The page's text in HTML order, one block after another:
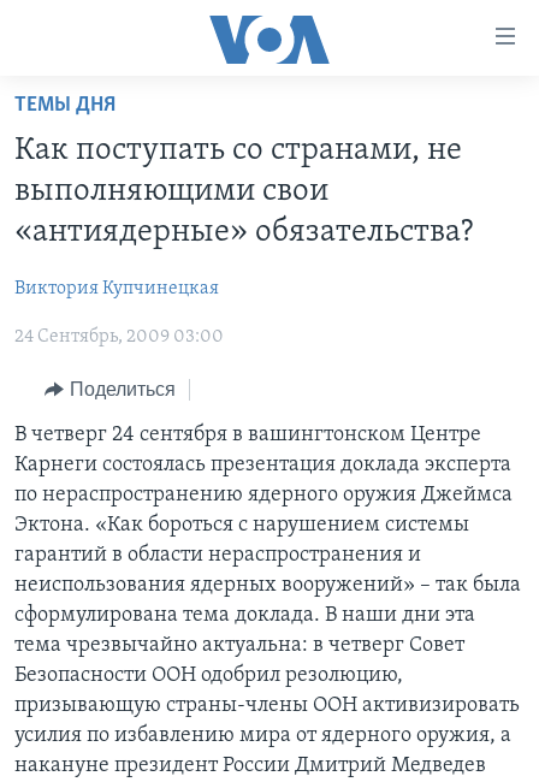
Перейти
основной
контент
основной
навигации
Перейти
поиск
ПРОГРАММЫ
ИТОГИ
ПОЧЕМУ ЭТО ВАЖНО?
ДИСКУССИЯ VOA
ДЕТАЛИ
НЬЮ-ЙОРК NEW YORK
АМЕРИКА. БОЛЬШОЕ ПУТЕШЕСТВИЕ
НАША АМЕРИКАНСКАЯ ИСТОРИЯ
А КАК В АМЕРИКЕ?
АРТЕФАКТЫ
АМЕРИКАНСКИЕ ГОРОДКИ
ТЕСТЫ
ИНТЕРВЬЮ
ФАКТЫ ПРОТИВ ФЕЙКОВ
ЗА СВОБОДУ ПРЕССЫ
УЧИМ АНГЛИЙСКИЙ
ВИДЕО
ПОДПИСКА НА НОВОСТИ
Learning English
СОЦИАЛЬНЫЕ СЕТИ
Языки
ТЕМЫ ДНЯ
Как поступать со странами, не
выполняющими свои
«антиядерные» обязательства?
Виктория Купчинецкая
24 Сентябрь, 2009 03:00
Поделиться
В четверг 24 сентября в вашингтонском Центре
Карнеги состоялась презентация доклада эксперта
по нераспространению ядерного оружия Джеймса
Эктона. «Как бороться с нарушением системы
гарантий в области нераспространения и
неиспользования ядерных вооружений» – так была
сформулирована тема доклада. В наши дни эта
тема чрезвычайно актуальна: в четверг Совет
Безопасности ООН одобрил резолюцию,
призывающую страны-члены ООН активизировать
усилия по избавлению мира от ядерного оружия, а
накануне президент России Дмитрий Медведев